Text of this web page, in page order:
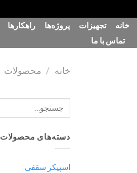
پرش
محتوا
خانه تجهیزات پروژه‌ها راهکارها
تماس با ما
خانه / محصولات
دسته‌های محصولات
اسپیکر سقفی